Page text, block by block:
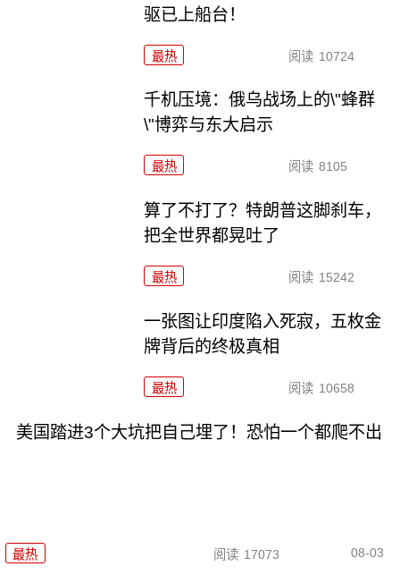
驱已上船台！
最热 阅读 10724
千机压境：俄乌战场上的\"蜂群
\"博弈与东大启示
最热 阅读 8105
算了不打了？特朗普这脚刹车，
把全世界都晃吐了
最热 阅读 15242
一张图让印度陷入死寂，五枚金
牌背后的终极真相
最热 阅读 10658
美国踏进3个大坑把自己埋了！恐怕一个都爬不出
最热 阅读 17073 08-03